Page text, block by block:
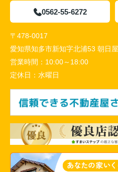
0562-55-6272
〒478-0017
愛知県知多市新知字北浦53 朝日
営業時間： 10:00～18:00
定休日： 水曜日